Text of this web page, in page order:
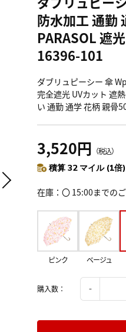
防水加工 通勤
PARASOL 遮
16396-101
ダブリュピーシー 傘
完全遮光 UVカット 遮
い 通勤 通学 花柄 親骨
3,520円 （税込）
積算 32 マイル (1倍)
在庫 〇 15:00までの
ピンク ベージュ
購入数：